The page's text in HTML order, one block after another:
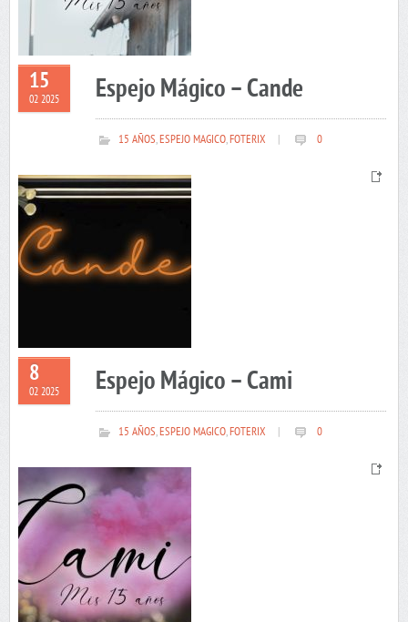
15
02 2025 Espejo Mágico – Cande
15 AÑOS,ESPEJO MAGICO,FOTERIX 0
8
02 2025 Espejo Mágico – Cami
15 AÑOS,ESPEJO MAGICO,FOTERIX 0